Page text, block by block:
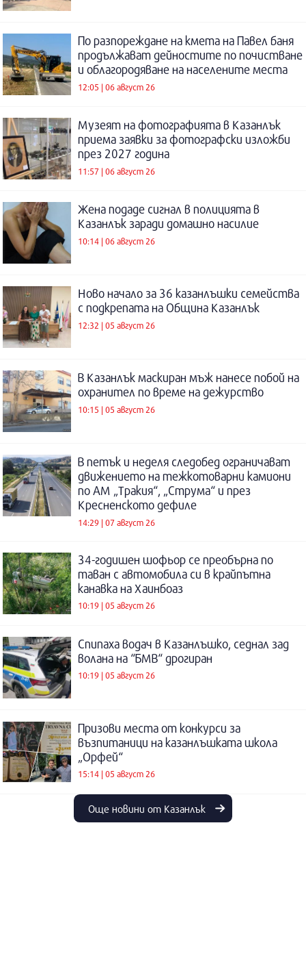
По разпореждане на кмета на Павел баня
продължават дейностите по почистване
и облагородяване на населените места
12:05 | 06 август 26
Музеят на фотографията в Казанлък
приема заявки за фотографски изложби
през 2027 година
11:57 | 06 август 26
Жена подаде сигнал в полицията в
Казанлък заради домашно насилие
10:14 | 06 август 26
Ново начало за 36 казанлъшки семейства
с подкрепата на Община Казанлък
12:32 | 05 август 26
В Казанлък маскиран мъж нанесе побой на
охранител по време на дежурство
10:15 | 05 август 26
В петък и неделя следобед ограничават
движението на тежкотоварни камиони
по АМ „Тракия“, „Струма“ и през
Кресненското дефиле
14:29 | 07 август 26
34-годишен шофьор се преобърна по
таван с автомобила си в крайпътна
канавка на Хаинбоаз
10:19 | 05 август 26
Спипаха водач в Казанлъшко, седнал зад
волана на “БМВ“ дрогиран
10:19 | 05 август 26
Призови места от конкурси за
възпитаници на казанлъшката школа
„Орфей“
15:14 | 05 август 26
Още новини от Казанлък